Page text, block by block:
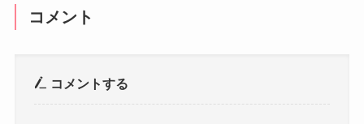
コメント
コメントする